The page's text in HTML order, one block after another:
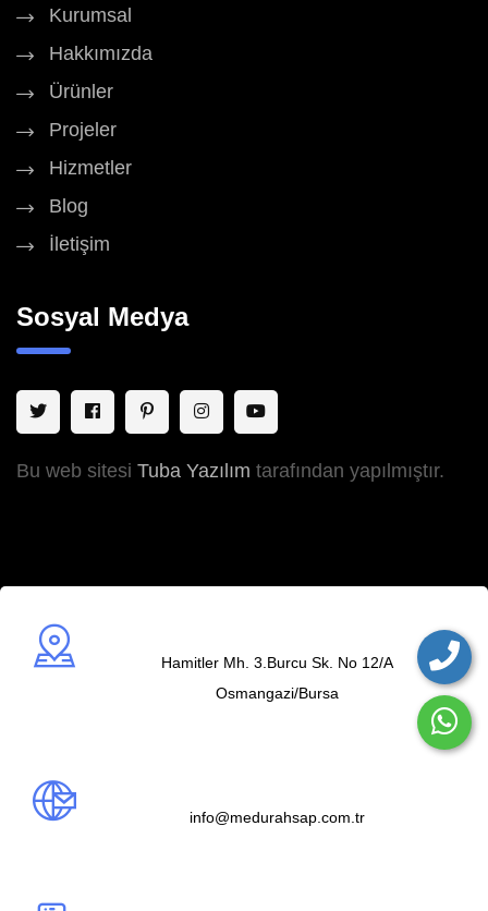
Kurumsal
Hakkımızda
Ürünler
Projeler
Hizmetler
Blog
İletişim
Sosyal Medya
Bu web sitesi Tuba Yazılım tarafından yapılmıştır.
Hamitler Mh. 3.Burcu Sk. No 12/A
Osmangazi/Bursa
info@medurahsap.com.tr